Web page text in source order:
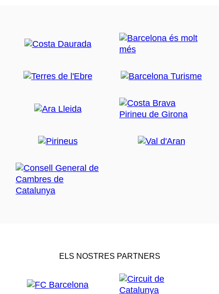
ELS NOSTRES PARTNERS